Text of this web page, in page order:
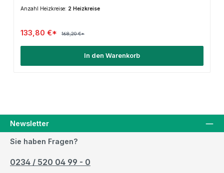
Anzahl Heizkreise: 2 Heizkreise
133,80 €* 168,20 €*
In den Warenkorb
Newsletter
Sie haben Fragen?
0234 / 520 04 99 - 0